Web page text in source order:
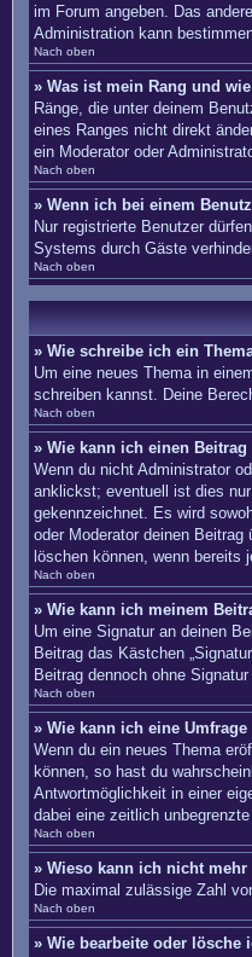
im Forum angeben. Das
Administration kann
Nach oben
» Was ist mein Rang und
Ränge, die unter deinem
eines Ranges nicht direkt
ein Moderator oder
Nach oben
» Wenn ich bei einem
Nur registrierte Benutzer
Systems durch Gäste
Nach oben
» Wie schreibe ich ein
Um eine neues Thema in
schreiben kannst. Deine
Nach oben
» Wie kann ich einen
Wenn du nicht Administrator
anklickst; eventuell ist dies
gekennzeichnet. Es wird
oder Moderator deinen
löschen können, wenn bereits
Nach oben
» Wie kann ich meinem
Um eine Signatur an deinen
Beitrag das Kästchen
Beitrag dennoch ohne
Nach oben
» Wie kann ich eine
Wenn du ein neues Thema
können, so hast du
Antwortmöglichkeit in einer
dabei eine zeitlich
Nach oben
» Wieso kann ich nicht
Die maximal zulässige Zahl
Nach oben
» Wie bearbeite oder lösche